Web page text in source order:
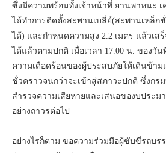
ซึ่งมีความพร้อมทั้งเจ้าหน้าที่ ยานพาหนะ เ
ได้ทำการติดตั้งสะพานเบลี่ย์(สะพานเหล็ก
ได้) และกำหนดความสูง 2.2 เมตร แล้วเส
ได้แล้วตามปกติ เมื่อเวลา 17.00 น. ของวัน
ความเดือดร้อนของผู้ประสบภัยให้เดินข้า
ชั่วคราวจนกว่าจะเข้าสู่สภาวะปกติ ซึ่งกร
สำรวจความเสียหายและเสนอของบประ
อย่างถาวรต่อไป
อย่างไรก็ตาม ขอความร่วมมือผู้ขับขี่รถบร